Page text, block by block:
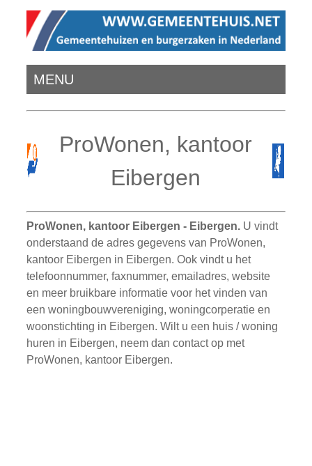
MENU
ProWonen, kantoor
Eibergen
ProWonen, kantoor Eibergen - Eibergen. U vindt
onderstaand de adres gegevens van ProWonen,
kantoor Eibergen in Eibergen. Ook vindt u het
telefoonnummer, faxnummer, emailadres, website
en meer bruikbare informatie voor het vinden van
een woningbouwvereniging, woningcorperatie en
woonstichting in Eibergen. Wilt u een huis / woning
huren in Eibergen, neem dan contact op met
ProWonen, kantoor Eibergen.